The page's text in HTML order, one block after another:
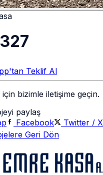
Teklif Al
için bizimle iletişime geçin.
paylaş
Facebook Twitter / X
Geri Dön